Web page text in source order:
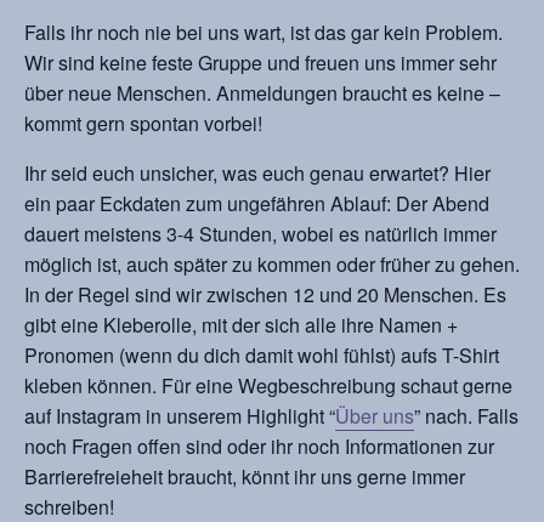
Falls ihr noch nie bei uns wart, ist das gar kein Problem.
Wir sind keine feste Gruppe und freuen uns immer sehr
über neue Menschen. Anmeldungen braucht es keine –
kommt gern spontan vorbei!
Ihr seid euch unsicher, was euch genau erwartet? Hier
ein paar Eckdaten zum ungefähren Ablauf: Der Abend
dauert meistens 3-4 Stunden, wobei es natürlich immer
möglich ist, auch später zu kommen oder früher zu gehen.
In der Regel sind wir zwischen 12 und 20 Menschen. Es
gibt eine Kleberolle, mit der sich alle ihre Namen +
Pronomen (wenn du dich damit wohl fühlst) aufs T-Shirt
kleben können. Für eine Wegbeschreibung schaut gerne
auf Instagram in unserem Highlight “Über uns” nach. Falls
noch Fragen offen sind oder ihr noch Informationen zur
Barrierefreieheit braucht, könnt ihr uns gerne immer
schreiben!